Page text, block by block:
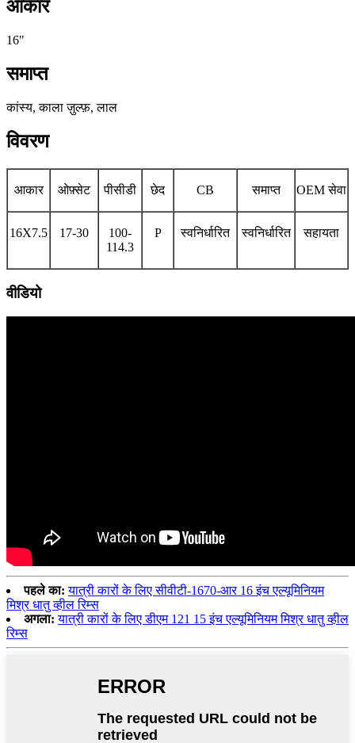
आकार
16"
समाप्त
कांस्य, काला ज़ुल्फ़, लाल
विवरण
आकार ओफ़्सेट पीसीडी छेद CB समाप्त OEM सेवा
16X7.5 17-30
100-
114.3
P स्वनिर्धारित स्वनिर्धारित सहायता
वीडियो
पहले का: यात्री कारों के लिए सीवीटी-1670-आर 16 इंच एल्यूमिनियम
मिश्र धातु व्हील रिम्स
अगला: यात्री कारों के लिए डीएम 121 15 इंच एल्यूमिनियम मिश्र धातु व्हील
रिम्स